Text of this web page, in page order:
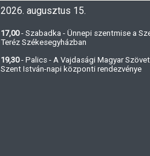
2026. augusztus 15.
17,00- Szabadka - Ünnepi szentmise a
Teréz Székesegyházban
19,30- Palics - A Vajdasági Magyar
Szent István-napi központi rendezvénye